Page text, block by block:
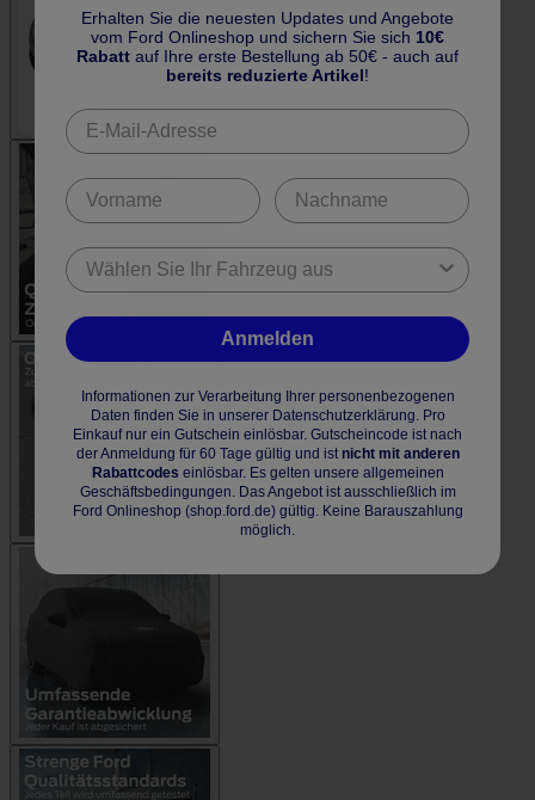
Erhalten Sie die neuesten Updates und Angebote
vom Ford Onlineshop und sichern Sie sich 10€
Rabatt auf Ihre erste Bestellung ab 50€ - auch auf
bereits reduzierte Artikel!
Anmelden
Informationen zur Verarbeitung Ihrer personenbezogenen
Daten finden Sie in unserer Datenschutzerklärung. Pro
Einkauf nur ein Gutschein einlösbar. Gutscheincode ist nach
der Anmeldung für 60 Tage gültig und ist nicht mit anderen
Rabattcodes einlösbar. Es gelten unsere allgemeinen
Geschäftsbedingungen. Das Angebot ist ausschließlich im
Ford Onlineshop (shop.ford.de) gültig. Keine Barauszahlung
möglich.